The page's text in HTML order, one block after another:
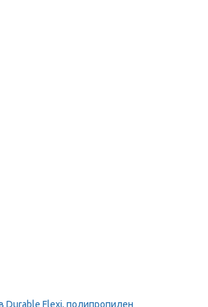
Flexi, полипропилен